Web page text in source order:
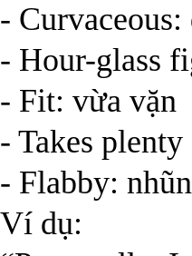
-
- Hour-glass
- Fit: vừa vặn
- Takes
- Flabby:
Ví dụ: